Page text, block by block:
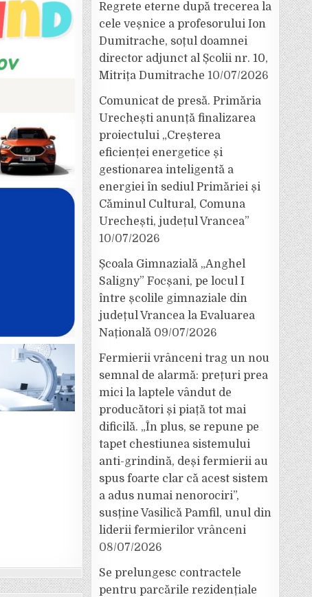
Regrete eterne după trecerea la
cele veșnice a profesorului Ion
Dumitrache, soțul doamnei
director adjunct al Școlii nr. 10,
Mitrița Dumitrache 10/07/2026
Comunicat de presă. Primăria
Urechești anunță finalizarea
proiectului „Creșterea
eficienței energetice și
gestionarea inteligentă a
energiei în sediul Primăriei și
Căminul Cultural, Comuna
Urechești, județul Vrancea”
10/07/2026
Școala Gimnazială „Anghel
Saligny” Focșani, pe locul I
între școlile gimnaziale din
județul Vrancea la Evaluarea
Națională 09/07/2026
Fermierii vrânceni trag un nou
semnal de alarmă: prețuri prea
mici la laptele vândut de
producători și piață tot mai
dificilă. „În plus, se repune pe
tapet chestiunea sistemului
anti-grindină, deși fermierii au
spus foarte clar că acest sistem
a adus numai nenorociri”,
susține Vasilică Pamfil, unul din
liderii fermierilor vrânceni
08/07/2026
Se prelungesc contractele
pentru parcările rezidențiale